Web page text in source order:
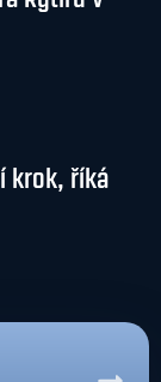
krok, říká